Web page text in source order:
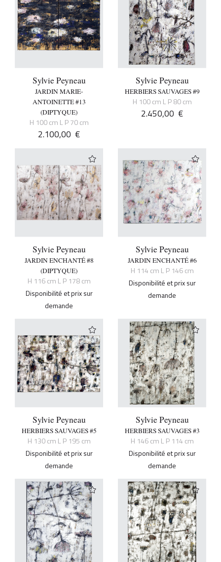
Sylvie Peyneau
JARDIN MARIE-
ANTOINETTE #13
(DIPTYQUE)
H 100 cm L P 70 cm
2.100,00 €
Sylvie Peyneau
HERBIERS SAUVAGES #9
H 100 cm L P 80 cm
2.450,00 €
Sylvie Peyneau
JARDIN ENCHANTÉ #8
(DIPTYQUE)
H 116 cm L P 178 cm
Disponibilité et prix sur
demande
Sylvie Peyneau
JARDIN ENCHANTÉ #6
H 114 cm L P 146 cm
Disponibilité et prix sur
demande
Sylvie Peyneau
HERBIERS SAUVAGES #5
H 130 cm L P 195 cm
Disponibilité et prix sur
demande
Sylvie Peyneau
HERBIERS SAUVAGES #3
H 146 cm L P 114 cm
Disponibilité et prix sur
demande